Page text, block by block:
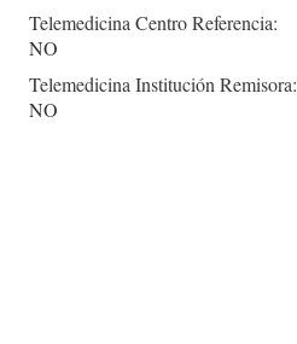
Telemedicina Centro Referencia:
NO
Telemedicina Institución Remisora:
NO